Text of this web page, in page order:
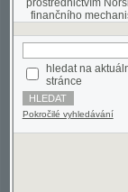
hledat na aktuální
stránce
Pokročilé vyhledávání